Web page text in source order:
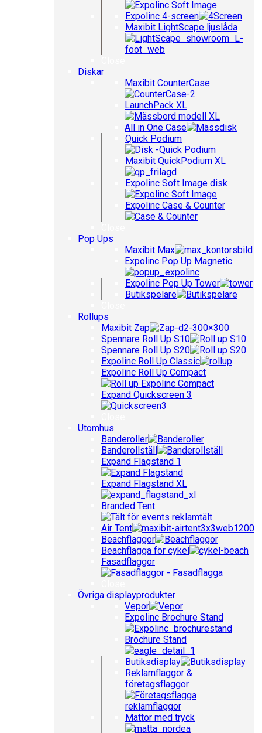
Expolinc 4-screen
Maxibit LightScape ljuslåda
Diskar
Maxibit CounterCase
LaunchPack XL
All in One Case
Quick Podium
Maxibit QuickPodium XL
Expolinc Soft Image disk
Expolinc Case & Counter
Pop Ups
Maxibit Max
Expolinc Pop Up Magnetic
Expolinc Pop Up Tower
Butikspelare
Rollups
Maxibit Zap
Spennare Roll Up S10
Spennare Roll Up S20
Expolinc Roll Up Classic
Expolinc Roll Up Compact
Expand Quickscreen 3
Utomhus
Banderoller
Banderollställ
Expand Flagstand 1
Expand Flagstand XL
Branded Tent
Air Tent
Beachflaggor
Beachflagga för cykel
Fasadflaggor
Övriga displayprodukter
Vepor
Expolinc Brochure Stand
Brochure Stand
Butiksdisplay
Reklamflaggor &
företagsflaggor
Mattor med tryck